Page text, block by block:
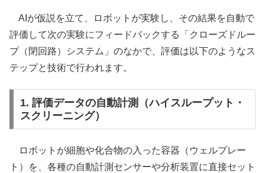
AIが仮説を立て、ロボットが実験し、その結果を自動で
評価して次の実験にフィードバックする「クローズドルー
プ（閉回路）システム」のなかで、評価は以下のようなス
テップと技術で行われます。
1. 評価データの自動計測（ハイスループット・
スクリーニング）
ロボットが細胞や化合物の入った容器（ウェルプレー
ト）を、各種の自動計測センサーや分析装置に直接セット